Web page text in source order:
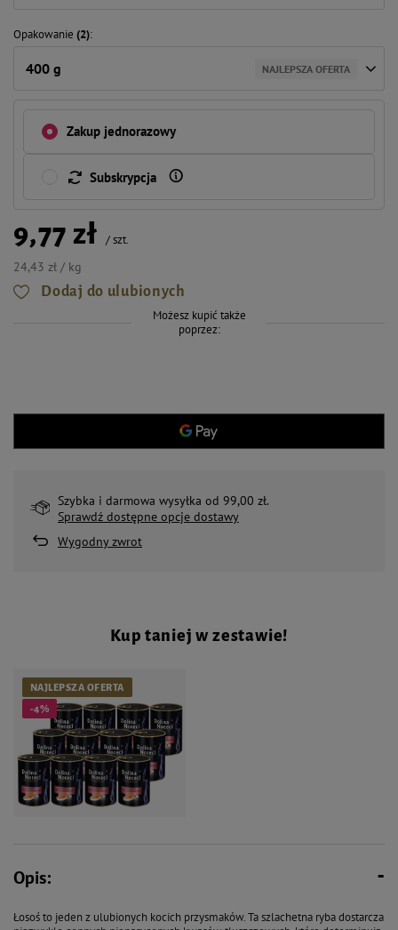
Opakowanie (2)
400 g NAJLEPSZA OFERTA
Zakup jednorazowy
Subskrypcja
9,77 zł /szt.
24,43 zł / kg
Dodaj do ulubionych
Możesz kupić także
poprzez:
Szybka i darmowa wysyłka od 99,00 zł.
Sprawdź dostępne opcje dostawy
Wygodny zwrot
Kup taniej w zestawie!
NAJLEPSZA OFERTA
-4%
łososia Dolina Noteci Premium
zestaw 12 x 400 g
Opis:
Łosoś to jeden z ulubionych kocich przysmaków. Ta szlachetna ryba dostarcza